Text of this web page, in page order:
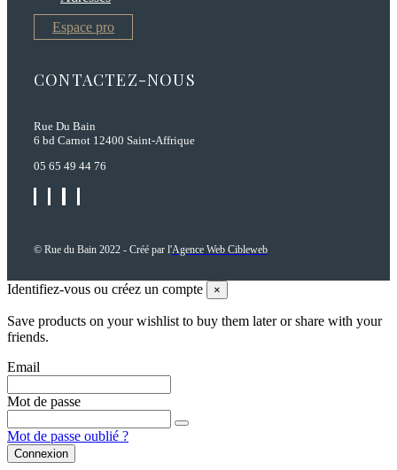
Espace pro
CONTACTEZ-NOUS
Rue Du Bain
6 bd Carnot 12400 Saint-Affrique
05 65 49 44 76
© Rue du Bain 2022 - Créé par l'Agence Web Cibleweb
Identifiez-vous ou créez un compte ×
Save products on your wishlist to buy them later or share with your
friends.
Email
Mot de passe
Mot de passe oublié ?
Connexion